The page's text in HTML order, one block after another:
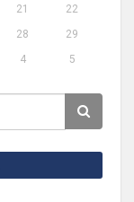
21
22
28
29
4 5